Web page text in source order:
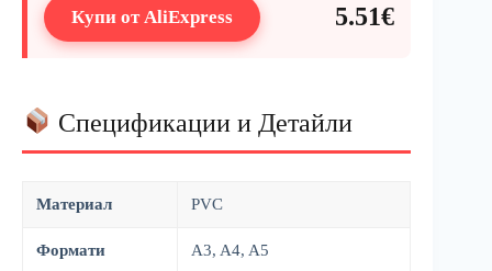
Купи от AliExpress 5.51€
Спецификации и Детайли
Материал PVC
Формати A3, A4, A5